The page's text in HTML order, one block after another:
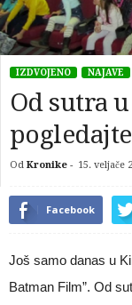
IZDVOJENO NAJAVE
Od sutra
Od Kronike - 15. veljače
Facebook
Još samo danas u
Batman Film”. Od